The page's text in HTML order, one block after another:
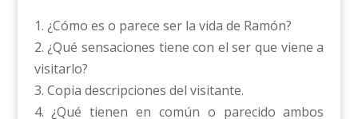
1. ¿Cómo es o parece ser la vida de Ramón?
2. ¿Qué sensaciones tiene con el ser que viene a
visitarlo?
3. Copia descripciones del visitante.
4. ¿Qué tienen en común o parecido ambos